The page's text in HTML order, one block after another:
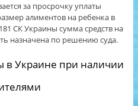
за просрочку уплаты
алиментов на ребенка в
СК Украины сумма средств на
назначена по решению суда.
в Украине при наличии